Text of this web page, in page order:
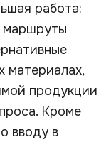
работа:
маршруты
материалах,
продукции
Кроме
вводу в